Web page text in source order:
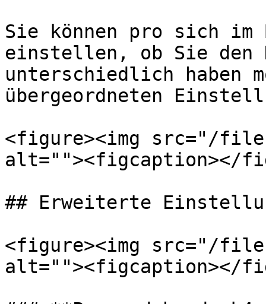
Sie können pro sich im
einstellen, ob Sie den
unterschiedlich haben
übergeordneten
<figure><img src="/files/
alt=""><figcaption></
## Erweiterte
<figure><img src="/files/
alt=""><figcaption></